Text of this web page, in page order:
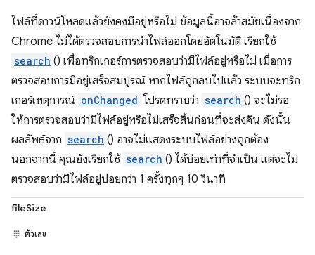
ไฟล์ที่ดาวน์โหลดแล้วยังคงมีอยู่หรือไม่ ข้อมูลนี้อาจล้าสมัยเนื่องจาก
Chrome ไม่ได้ตรวจสอบการนำไฟล์ออกโดยอัตโนมัติ เรียกใช้
search () เพื่อทริกเกอร์การตรวจสอบว่ามีไฟล์อยู่หรือไม่ เมื่อการ
ตรวจสอบการมีอยู่เสร็จสมบูรณ์ หากไฟล์ถูกลบไปแล้ว ระบบจะทริก
เกอร์เหตุการณ์ onChanged โปรดทราบว่า search () จะไม่รอ
ให้การตรวจสอบว่ามีไฟล์อยู่หรือไม่เสร็จสิ้นก่อนที่จะส่งคืน ดังนั้น
ผลลัพธ์จาก search () อาจไม่แสดงระบบไฟล์อย่างถูกต้อง
นอกจากนี้ คุณยังเรียกใช้ search () ได้บ่อยเท่าที่จำเป็น แต่จะไม่
ตรวจสอบว่ามีไฟล์อยู่บ่อยกว่า 1 ครั้งทุกๆ 10 วินาที
fileSize
ตัวเลข